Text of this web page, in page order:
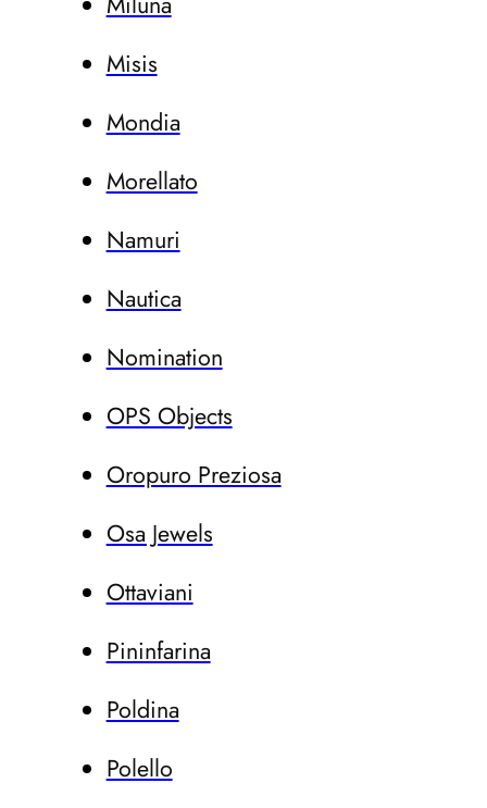
Misis
Mondia
Morellato
Namuri
Nautica
Nomination
OPS Objects
Oropuro Preziosa
Osa Jewels
Ottaviani
Pininfarina
Poldina
Polello